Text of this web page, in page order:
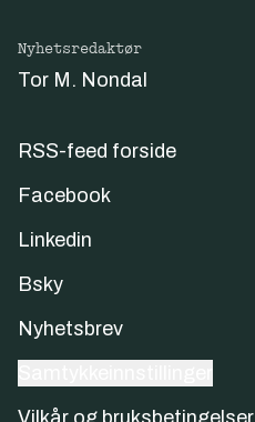
Nyhetsredaktør
Tor M. Nondal
RSS-feed forside
Facebook
Linkedin
Bsky
Nyhetsbrev
Vilkår og bruksbetingelser